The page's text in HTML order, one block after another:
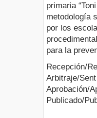
primaria
metodología
por los
para la
Recepción/
Arbitraje/
Aprobación/
Publicado/